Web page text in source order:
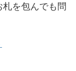
を包んでも問